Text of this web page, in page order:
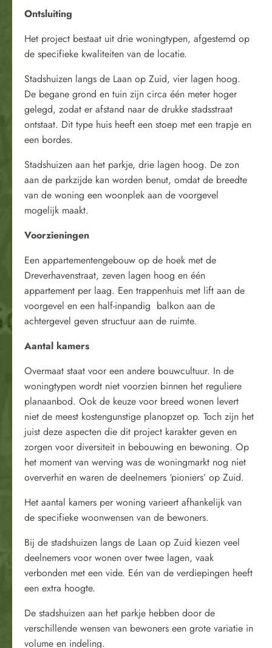
Ontsluiting
Het project bestaat uit drie woningtypen, afgestemd op
de specifieke kwaliteiten van de locatie.
Stadshuizen langs de Laan op Zuid, vier lagen hoog.
De begane grond en tuin zijn circa één meter hoger
gelegd, zodat er afstand naar de drukke stadsstraat
ontstaat. Dit type huis heeft een stoep met een trapje en
een bordes.
Stadshuizen aan het parkje, drie lagen hoog. De zon
aan de parkzijde kan worden benut, omdat de breedte
van de woning een woonplek aan de voorgevel
mogelijk maakt.
Voorzieningen
Een appartementengebouw op de hoek met de
Dreverhavenstraat, zeven lagen hoog en één
appartement per laag. Een trappenhuis met lift aan de
voorgevel en een half-inpandig balkon aan de
achtergevel geven structuur aan de ruimte.
Aantal kamers
Overmaat staat voor een andere bouwcultuur. In de
woningtypen wordt niet voorzien binnen het reguliere
planaanbod. Ook de keuze voor breed wonen levert
niet de meest kostengunstige planopzet op. Toch zijn het
juist deze aspecten die dit project karakter geven en
zorgen voor diversiteit in bebouwing en bewoning. Op
het moment van werving was de woningmarkt nog niet
oververhit en waren de deelnemers ‘pioniers’ op Zuid.
Het aantal kamers per woning varieert afhankelijk van
de specifieke woonwensen van de bewoners.
Bij de stadshuizen langs de Laan op Zuid kiezen veel
deelnemers voor wonen over twee lagen, vaak
verbonden met een vide. Eén van de verdiepingen heeft
een extra hoogte.
De stadshuizen aan het parkje hebben door de
verschillende wensen van bewoners een grote variatie in
volume en indeling.